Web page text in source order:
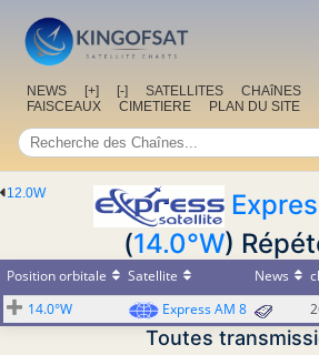
NEWS [+] [-] SATELLITES CHAîNES
FAISCEAUX
CIMETIERE PLAN DU SITE
12.0W
(14.0°W)
Position orbitale Satellite News
14.0°W
Express AM 8
Toutes